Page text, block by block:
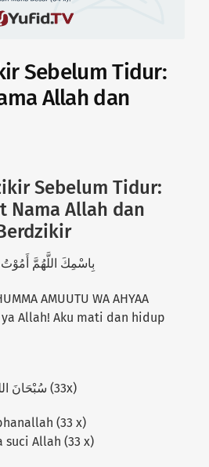
Sebelum Tidur:
Allah dan
Sebelum Tidur:
Nama Allah dan
بِاسْمِكَ اللَّهُمَّ أَمُوْتُ
AMUUTU WA AHYAA
ya Allah! Aku mati dan hidup
سُبْحَانَ اللهِ (33x)
(33 x)
suci Allah (33 x)